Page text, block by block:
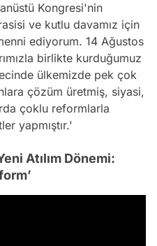
Kongresi'nin
ve kutlu davamız için
ediyorum. 14 Ağustos
birlikte kurduğumuz
ülkemizde pek çok
çözüm üretmiş, siyasi,
çoklu reformlarla
yapmıştır.'
Atılım Dönemi: